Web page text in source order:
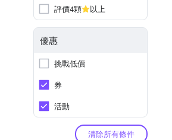
評價4顆
以上
優惠
挑戰低價
券
活動
清除所有條件